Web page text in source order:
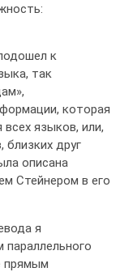
к
так
которая
языков, или,
близких друг
описана
Стейнером в его
я
прямым